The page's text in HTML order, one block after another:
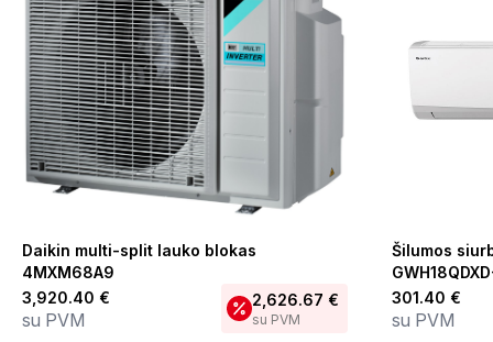
Daikin multi-split lauko blokas
4MXM68A9
3,920.40 €
su PVM
2,626.67 €
su PVM
Šilumos
301.40 €
su PVM